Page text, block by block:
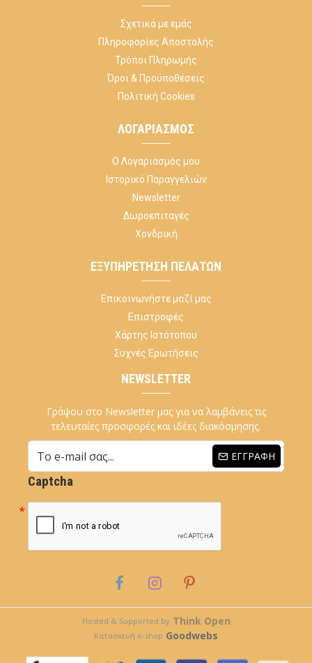
Σχετικά με εμάς
Πληροφορίες Αποστολής
Τρόποι Πληρωμής
Όροι & Προϋποθέσεις
Πολιτική Cookies
ΛΟΓΑΡΙΑΣΜΌΣ
Ο Λογαριασμός μου
Ιστορικό Παραγγελιών
Newsletter
Δωροεπιταγές
Χονδρική
ΕΞΥΠΗΡΈΤΗΣΗ ΠΕΛΑΤΏΝ
Επικοινωνήστε μαζί μας
Επιστροφές
Χάρτης Ιστότοπου
Συχνές Ερωτήσεις
NEWSLETTER
Γράψου στο Newsletter μας για να λαμβάνεις τις
τελευταίες προσφορές και ιδέες διακόσμησης.
ΕΓΓΡΑΦΉ
Captcha
Hosted & Supported by Think Open
Κατασκευή e-shop Goodwebs